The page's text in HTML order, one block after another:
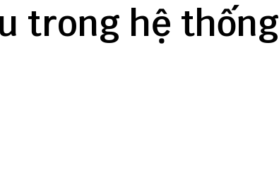
trong hệ thống